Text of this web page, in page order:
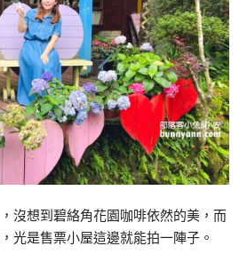
沒想到碧絡角花園咖啡依然的美，而
光是售票小屋這邊就能拍一陣子。